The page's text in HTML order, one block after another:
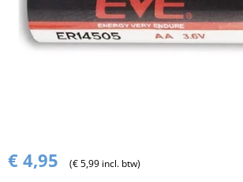
€ 4,95 (€ 5,99 incl. btw)